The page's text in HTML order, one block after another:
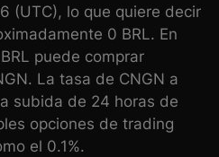
(UTC), lo que quiere decir
0 BRL. En
puede comprar
La tasa de CNGN a
subida de 24 horas de
opciones de trading
el 0.1%.